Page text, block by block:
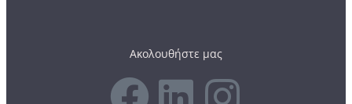
Ακολουθήστε μας